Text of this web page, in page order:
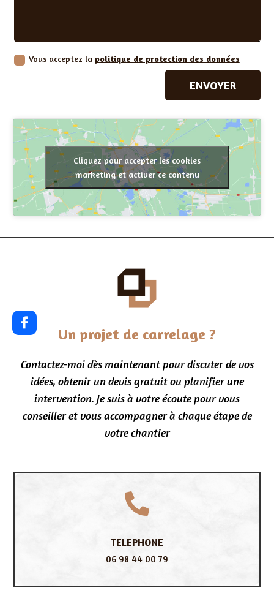
Vous acceptez la politique de protection des données
ENVOYER
Cliquez pour accepter les cookies
marketing et activer ce contenu
Un projet de carrelage ?
Contactez-moi dès maintenant pour discuter de vos
idées, obtenir un devis gratuit ou planifier une
intervention. Je suis à votre écoute pour vous
conseiller et vous accompagner à chaque étape de
votre chantier

TELEPHONE
06 98 44 00 79